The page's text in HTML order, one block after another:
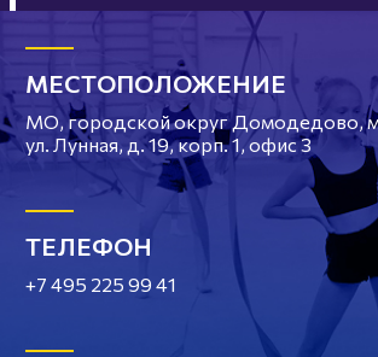
МЕСТОПОЛОЖЕНИЕ
МО, городской округ Домодедово,
ул. Лунная, д. 19, корп. 1, офис 3
ТЕЛЕФОН
+7 495 225 99 41